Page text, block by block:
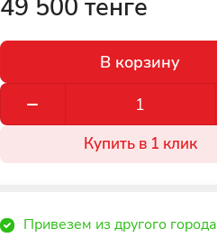
49 500 тенге
В корзину
Купить в 1 клик
Привезем из другого города